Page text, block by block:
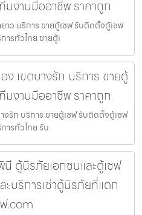
งานมืออาชีพ ราคาถูก
าว บริการ ขายตู้เซฟ รับติดตั้งตู้เซฟ
รทั่วไทย ขายตู้เ
เขตบางรัก บริการ ขายตู้
งานมืออาชีพ ราคาถูก
รัก บริการ ขายตู้เซฟ รับติดตั้งตู้เซฟ
ารทั่วไทย รับ
ตู้นิรภัยเอกชนและตู้เซฟ
ะบริการเช่าตู้นิรภัยที่แตก
.com